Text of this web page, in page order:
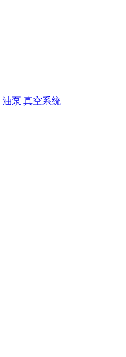
油泵 真空系统